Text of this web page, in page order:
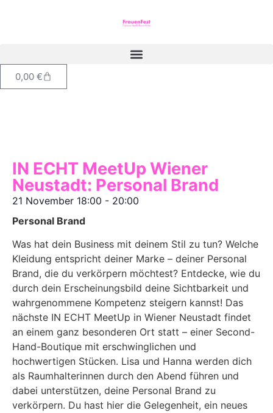
0,00 €
IN ECHT MeetUp Wiener
Neustadt: Personal Brand
21 November 18:00 - 20:00
Personal Brand
Was hat dein Business mit deinem Stil zu tun? Welche
Kleidung entspricht deiner Marke – deiner Personal
Brand, die du verkörpern möchtest? Entdecke, wie du
durch dein Erscheinungsbild deine Sichtbarkeit und
wahrgenommene Kompetenz steigern kannst! Das
nächste IN ECHT MeetUp in Wiener Neustadt findet
an einem ganz besonderen Ort statt – einer Second-
Hand-Boutique mit erschwinglichen und
hochwertigen Stücken. Lisa und Hanna werden dich
als Raumhalterinnen durch den Abend führen und
dabei unterstützen, deine Personal Brand zu
verkörpern. Du hast hier die Gelegenheit, ein neues